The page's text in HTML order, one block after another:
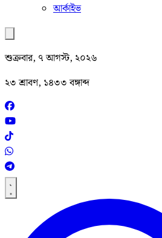
আর্কাইভ
শুক্রবার, ৭ আগস্ট, ২০২৬
২৩ শ্রাবণ, ১৪৩৩ বঙ্গাব্দ